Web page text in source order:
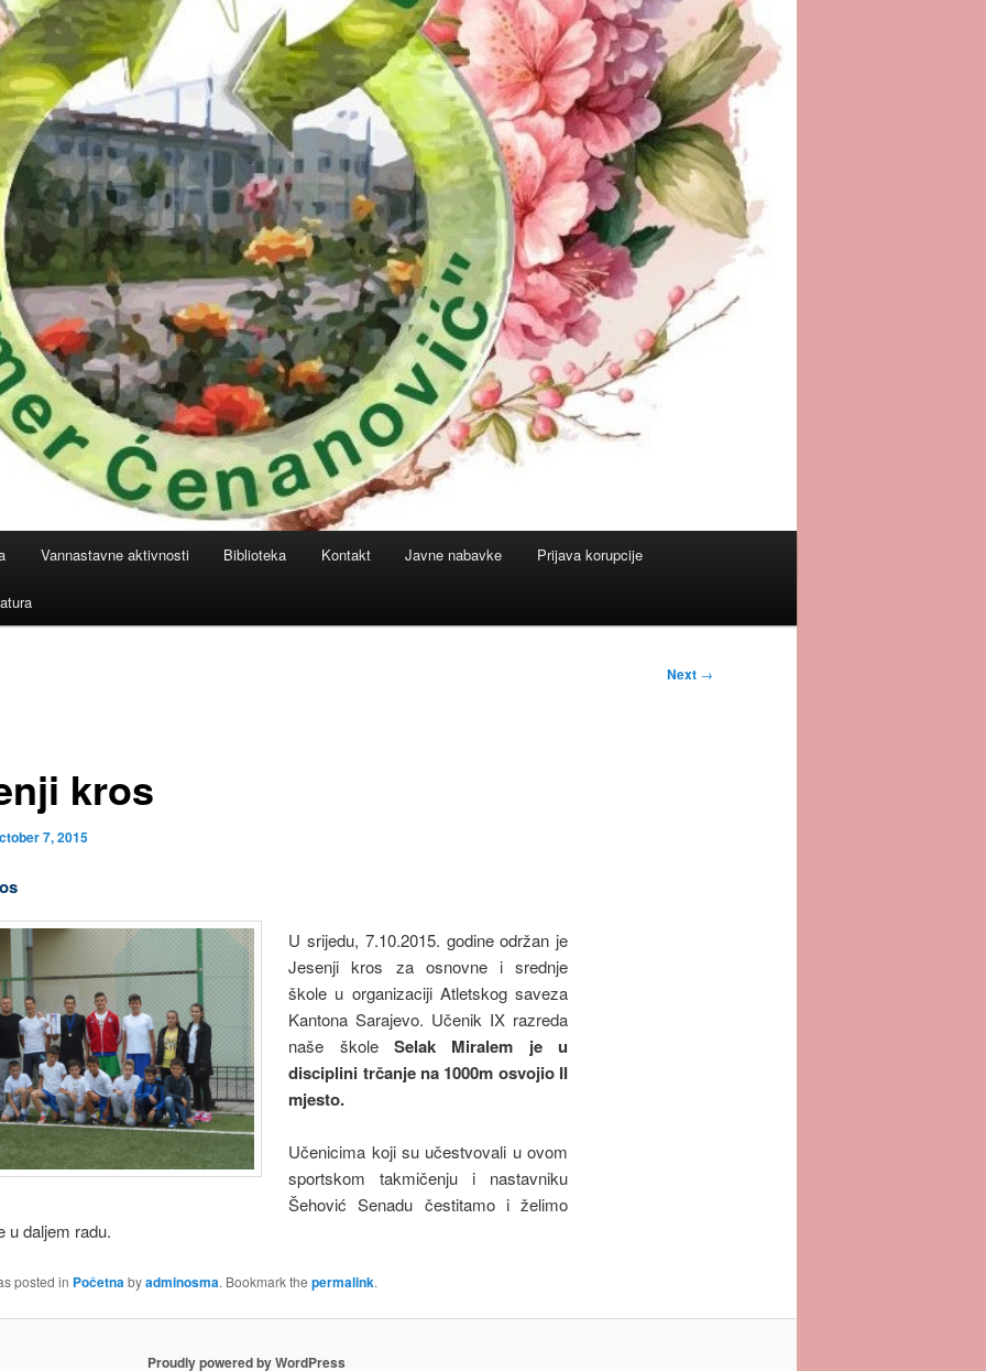
Vannastavne aktivnosti Biblioteka Kontakt Javne nabavke Prijava korupcije
Next →
kros
7, 2015
U srijedu, 7.10.2015. godine održan je
Jesenji kros za osnovne i srednje
škole u organizaciji Atletskog saveza
Kantona Sarajevo. Učenik IX razreda
naše škole Selak Miralem je u
disciplini trčanje na 1000m osvojio II
mjesto.
Učenicima koji su učestvovali u ovom
sportskom takmičenju i nastavniku
Šehović Senadu čestitamo i želimo
u daljem radu.
posted in Početna byadminosma. Bookmark the permalink.
Proudly powered by WordPress